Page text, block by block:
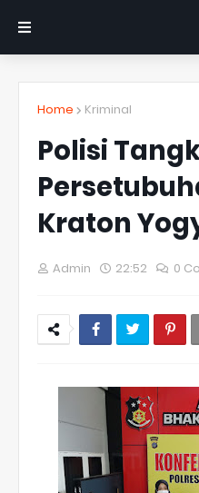
Home Kriminal
Polisi
Kraton
Admin 22:52 0